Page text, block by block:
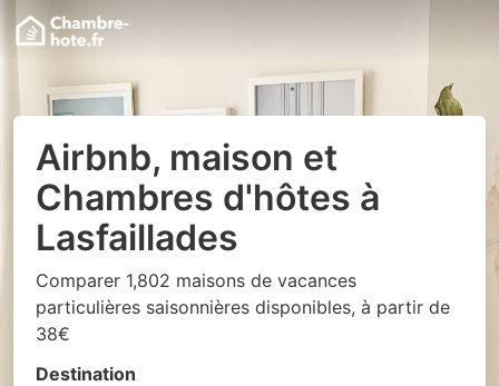
Airbnb, maison et
Chambres d'hôtes à
Lasfaillades
Comparer 1,802 maisons de vacances
particulières saisonnières disponibles, à partir de
38€
Destination